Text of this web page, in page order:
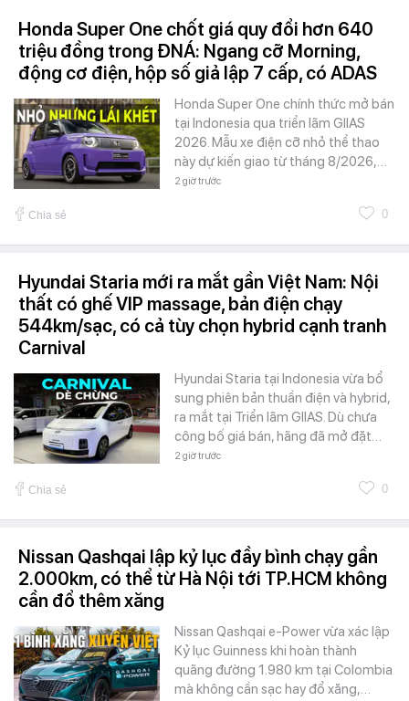
Honda Super One chốt giá quy đổi hơn 640
triệu đồng trong ĐNÁ: Ngang cỡ Morning,
động cơ điện, hộp số giả lập 7 cấp, có ADAS
Honda Super One chính thức mở bán
tại Indonesia qua triển lãm GIIAS
2026. Mẫu xe điện cỡ nhỏ thể thao
này dự kiến giao từ tháng 8/2026,…
2 giờ trước
Chia sẻ 0
Hyundai Staria mới ra mắt gần Việt Nam: Nội
thất có ghế VIP massage, bản điện chạy
544km/sạc, có cả tùy chọn hybrid cạnh tranh
Carnival
Hyundai Staria tại Indonesia vừa bổ
sung phiên bản thuần điện và hybrid,
ra mắt tại Triển lãm GIIAS. Dù chưa
công bố giá bán, hãng đã mở đặt…
2 giờ trước
Chia sẻ 0
Nissan Qashqai lập kỷ lục đầy bình chạy gần
2.000km, có thể từ Hà Nội tới TP.HCM không
cần đổ thêm xăng
Nissan Qashqai e-Power vừa xác lập
Kỷ lục Guinness khi hoàn thành
quãng đường 1.980 km tại Colombia
mà không cần sạc hay đổ xăng,…